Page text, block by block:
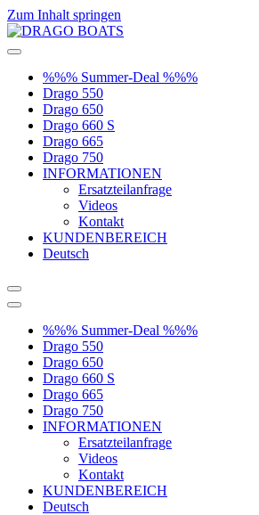
Zum Inhalt springen
%%% Summer-Deal %%%
Drago 550
Drago 650
Drago 660 S
Drago 665
Drago 750
INFORMATIONEN
Ersatzteilanfrage
Videos
Kontakt
KUNDENBEREICH
Deutsch
%%% Summer-Deal %%%
Drago 550
Drago 650
Drago 660 S
Drago 665
Drago 750
INFORMATIONEN
Ersatzteilanfrage
Videos
Kontakt
KUNDENBEREICH
Deutsch